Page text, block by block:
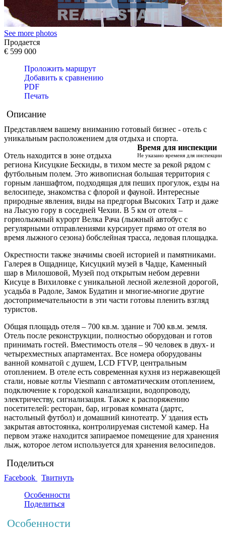
See more photos
Продается
€ 599 000
Проложить маршрут
Добавить к сравнению
PDF
Печать
Описание
Представляем вашему вниманию готовый бизнес - отель с
уникальным расположением для отдыха и спорта.
Время для инспекции
Не указано временя для инспекции
Отель находится в зоне отдыха
региона Кисуцкие Бескиды, в тихом месте за рекой рядом с
футбольным полем. Это живописная большая территория с
горным ланшафтом, подходящая для пеших прогулок, езды на
велосипеде, знакомства с флорой и фауной. Интересные
природные явления, виды на предгорья Высоких Татр и даже
на Лысую гору в соседней Чехии. В 5 км от отеля –
горнолыжный курорт Велка Рача (лыжный автобус с
регулярными отправлениями курсирует прямо от отеля во
время лыжного сезона) бобслейная трасса, ледовая площадка.
Окрестности также значимы своей историей и памятниками.
Галерея в Ощаднице, Кисуцкий музей в Чадце, Каменный
шар в Милошовой, Музей под открытым небом деревни
Кисуце в Вихиловке с уникальной лесной железной дорогой,
усадьба в Радоле, Замок Будатин и многие-многие другие
достопримечательности в эти части готовы пленить взгляд
туристов.
Общая площадь отеля – 700 кв.м. здание и 700 кв.м. земля.
Отель после реконструкции, полностью оборудован и готов
принимать гостей. Вместимость отеля – 90 человек в двух- и
четырехместных апартаментах. Все номера оборудованы
ванной комнатой с душем, LCD FTVP, центральным
отоплением. В отеле есть современная кухня из нержавеющей
стали, новые котлы Viesmann с автоматическим отоплением,
подключение к городской канализации, водопроводу,
электричеству, сигнализация. Также к распоряжению
посетителей: ресторан, бар, игровая комната (дартс,
настольный футбол) и домашний кинотеатр. У здания есть
закрытая автостоянка, контролируемая системой камер. На
первом этаже находится запираемое помещение для хранения
лыж, которое летом используется для хранения велосипедов.
Поделиться
Facebook
Твитнуть
Особенности
Поделиться
Особенности